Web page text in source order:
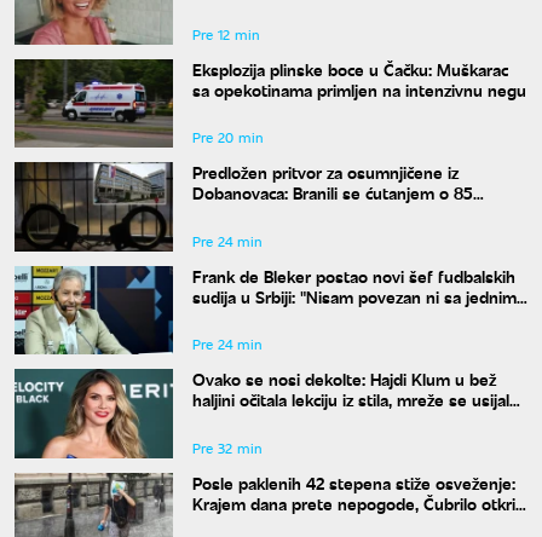
Pre 12 min
Eksplozija plinske boce u Čačku: Muškarac
sa opekotinama primljen na intenzivnu negu
Pre 20 min
Predložen pritvor za osumnjičene iz
Dobanovaca: Branili se ćutanjem o 85
Pre 24 min
Frank de Bleker postao novi šef fudbalskih
sudija u Srbiji: "Nisam povezan ni sa jednim
Pre 24 min
Ovako se nosi dekolte: Hajdi Klum u bež
haljini očitala lekciju iz stila, mreže se usijale
Pre 32 min
Posle paklenih 42 stepena stiže osveženje:
Krajem dana prete nepogode, Čubrilo otkrio